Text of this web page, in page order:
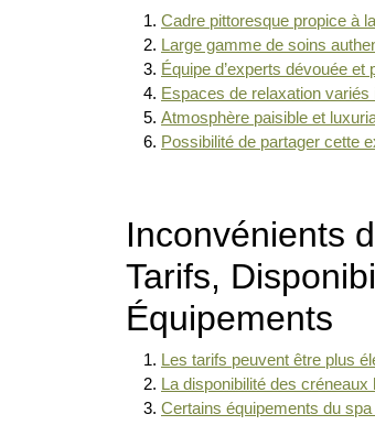
Cadre pittoresque propice à
Large gamme de soins
Équipe d’experts dévouée
Espaces de relaxation
Atmosphère paisible et
Possibilité de partager cette
Inconvénients
Tarifs,
Équipements
Les tarifs peuvent être plus
La disponibilité des
Certains équipements du